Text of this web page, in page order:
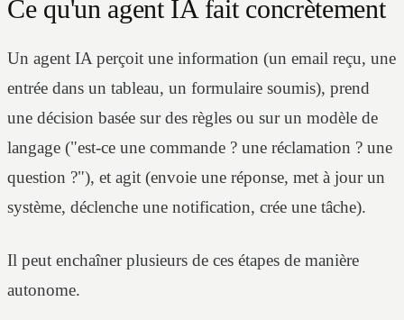
Ce qu'un agent IA fait concrètement
Un agent IA perçoit une information (un email reçu, une
entrée dans un tableau, un formulaire soumis), prend
une décision basée sur des règles ou sur un modèle de
langage ("est-ce une commande ? une réclamation ? une
question ?"), et agit (envoie une réponse, met à jour un
système, déclenche une notification, crée une tâche).
Il peut enchaîner plusieurs de ces étapes de manière
autonome.